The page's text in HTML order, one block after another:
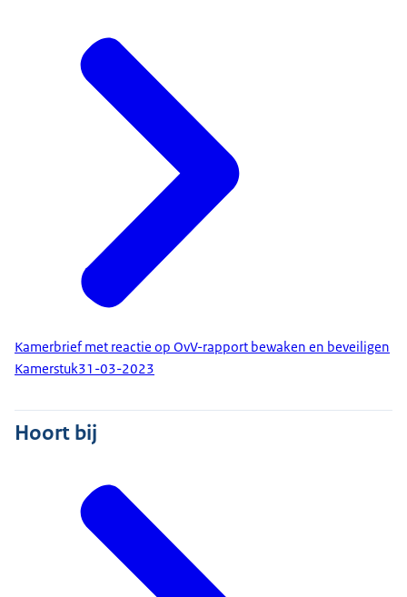
Kamerbrief met reactie op OvV-rapport bewaken en beveiligen
Kamerstuk31-03-2023
Hoort bij